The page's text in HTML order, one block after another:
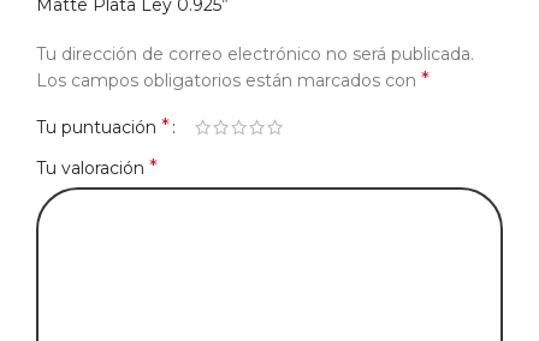
Matte Plata Ley 0.925”
Tu dirección de correo electrónico no será publicada.
Los campos obligatorios están marcados con *
Tu puntuación *
Tu valoración *